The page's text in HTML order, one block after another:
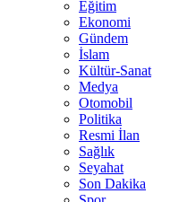
Eğitim
Ekonomi
Gündem
İslam
Kültür-Sanat
Medya
Otomobil
Politika
Resmi İlan
Sağlık
Seyahat
Son Dakika